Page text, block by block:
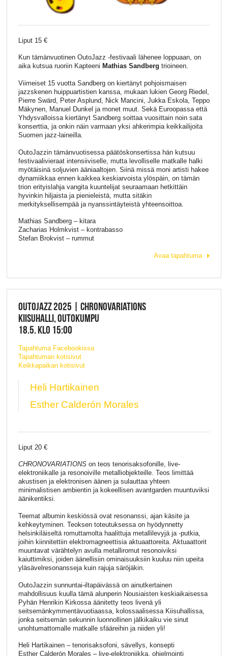
Liput 15 €
Kun tämänvuotinen OutoJazz -festivaali lähenee loppuaan, on
aika kutsua ruoriin Kapteeni Mathias Sandberg trioineen.
Viimeiset 15 vuotta Sandberg on kiertänyt pohjoismaisen
jazzskenen huippuartistien kanssa, mukaan lukien Georg Riedel,
Pierre Swärd, Peter Asplund, Nick Mancini, Jukka Eskola, Teppo
Mäkynen, Manuel Dunkel ja monet muut. Sekä Euroopassa että
Yhdysvalloissa kiertänyt Sandberg soittaa vuosittain noin sata
konserttia, ja onkin näin varmaan yksi ahkerimpia keikkailijoita
Suomen jazz-laineilla.
OutoJazzin tämänvuotisessa päätöskonsertissa hän kutsuu
festivaalivieraat intensiiviselle, mutta levolliselle matkalle halki
myötäisinä soljuvien ääniaaltojen. Siinä missä moni artisti hakee
dynamiikkaa ennen kaikkea keskiarvoista ylöspäin, on tämän
trion erityislahja vangita kuuntelijat seuraamaan hetkittäin
hyvinkin hiljaista ja pienieleistä, mutta sitäkin
merkityksellisempää ja nyanssintäyteistä yhteensoittoa.
Mathias Sandberg – kitara
Zacharias Holmkvist – kontrabasso
Stefan Brokvist – rummut
Avaa tapahtuma
OUTOJAZZ 2025 | CHRONOVARIATIONS
KIISUHALLI, OUTOKUMPU
18.5. KLO 15:00
Tapahtuma Facebookissa
Tapahtuman kotisivut
Keikkapaikan kotisivut
Heli Hartikainen
Esther Calderón Morales
Liput 20 €
CHRONOVARIATIONSon teos tenorisaksofonille, live-
elektroniikalle ja resonoiville metalliobjekteille. Teos limittää
akustisen ja elektronisen äänen ja sulauttaa yhteen
minimalistisen ambientin ja kokeellisen avantgarden muuntuviksi
äänikentiksi.
Teemat albumin keskiössä ovat resonanssi, ajan käsite ja
kehkeytyminen. Teoksen toteutuksessa on hyödynnetty
helsinkiläiseltä romuttamolta haalittuja metallilevyjä ja -putkia,
joihin kiinnitettiin elektromagneettisia aktuaattoreita. Aktuaattorit
muuntavat värähtelyn avulla metalliromut resonoiviksi
kaiuttimiksi, joiden äänellisiin ominaisuuksiin kuuluu niin upeita
yläsävelresonansseja kuin rajuja säröjäkin.
OutoJazzin sunnuntai-iltapäivässä on ainutkertainen
mahdollisuus kuulla tämä alunperin Nousiaisten keskiaikaisessa
Pyhän Henrikin Kirkossa äänitetty teos livenä yli
seitsemänkymmentävuotiaassa, kolossaalisessa Kiisuhallissa,
jonka seitsemän sekunnin luonnollinen jälkikaiku vie sinut
unohtumattomalle matkalle sfääreihin ja niiden yli!
Heli Hartikainen – tenorisaksofoni, sävellys, konsepti
Esther Calderón Morales – live-elektroniikka, ohjelmointi